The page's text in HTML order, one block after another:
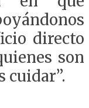
directo
son
cuidar”.